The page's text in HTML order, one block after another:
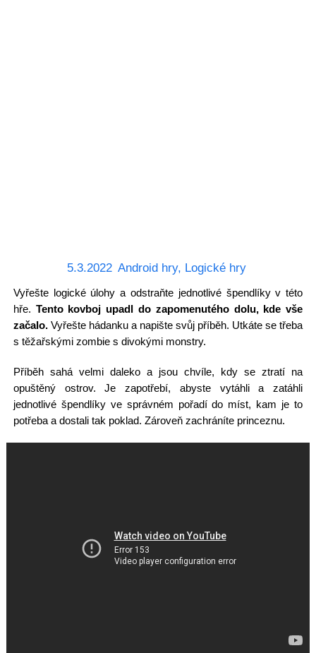
5.3.2022 Android hry, Logické hry
Vyřešte logické úlohy a odstraňte jednotlivé špendlíky v této
hře. Tento kovboj upadl do zapomenutého dolu, kde vše
začalo.Vyřešte hádanku a napište svůj příběh. Utkáte se třeba
s těžařskými zombie s divokými monstry.
Příběh sahá velmi daleko a jsou chvíle, kdy se ztratí na
opuštěný ostrov. Je zapotřebí, abyste vytáhli a zatáhli
jednotlivé špendlíky ve správném pořadí do míst, kam je to
potřeba a dostali tak poklad. Zároveň zachráníte princeznu.